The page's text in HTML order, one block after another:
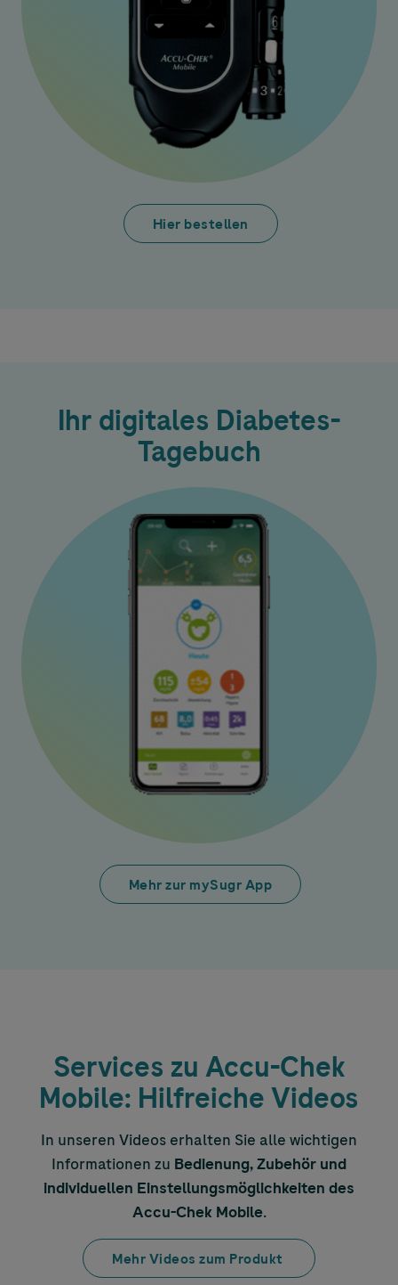
Hier bestellen
Ihr digitales Diabetes-
Tagebuch
Mehr zur mySugr App
Services zu Accu-Chek
Mobile: Hilfreiche Videos
In unseren Videos erhalten Sie alle wichtigen
Informationen zu Bedienung, Zubehör und
individuellen Einstellungsmöglichkeiten des
Accu-Chek Mobile.
Mehr Videos zum Produkt